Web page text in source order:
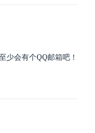
少会有个QQ邮箱吧！